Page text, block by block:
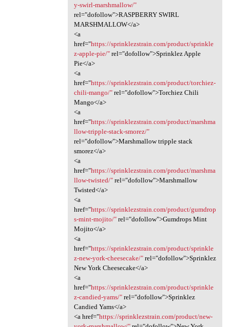
y-swirl-marshmallow/"
rel="dofollow">RASPBERRY SWIRL
MARSHMALLOW</a>
<a
href="https://sprinklezstrain.com/product/sprinkle
z-apple-pie/"rel="dofollow">Sprinklez Apple
Pie</a>
<a
href="https://sprinklezstrain.com/product/torchiez-
chili-mango/"rel="dofollow">Torchiez Chili
Mango</a>
<a
href="https://sprinklezstrain.com/product/marshma
llow-tripple-stack-smorez/"
rel="dofollow">Marshmallow tripple stack
smorez</a>
<a
href="https://sprinklezstrain.com/product/marshma
llow-twisted/"rel="dofollow">Marshmallow
Twisted</a>
<a
href="https://sprinklezstrain.com/product/gumdrop
s-mint-mojito/"rel="dofollow">Gumdrops Mint
Mojito</a>
<a
href="https://sprinklezstrain.com/product/sprinkle
z-new-york-cheesecake/"rel="dofollow">Sprinklez
New York Cheesecake</a>
<a
href="https://sprinklezstrain.com/product/sprinkle
z-candied-yams/"rel="dofollow">Sprinklez
Candied Yams</a>
<a href="https://sprinklezstrain.com/product/new-